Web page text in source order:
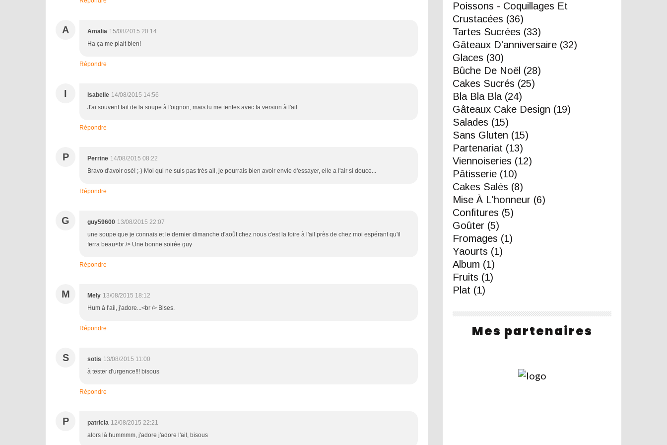
A Amalia 15/08/2015 20:14
Ha ça me plait bien!
Répondre
I Isabelle 14/08/2015 14:56
J'ai souvent fait de la soupe à l'oignon, mais tu me tentes avec ta version à l'ail.
Répondre
P Perrine 14/08/2015 08:22
Bravo d'avoir osé! ;-) Moi qui ne suis pas très ail, je pourrais bien avoir envie d'essayer, elle a l'air si douce...
Répondre
G guy59600 13/08/2015 22:07
une soupe que je connais et le dernier dimanche d'août chez nous c'est la foire à l'ail près de chez moi espérant qu'il
ferra beau<br /> Une bonne soirée guy
Répondre
M Mely 13/08/2015 18:12
Hum à l'ail, j'adore...<br /> Bises.
Répondre
S sotis 13/08/2015 11:00
à tester d'urgence!!! bisous
Répondre
P patricia 12/08/2015 22:21
alors là hummmm, j'adore j'adore l'ail, bisous
Poissons - Coquillages Et
Crustacées (36)
Tartes Sucrées (33)
Gâteaux D'anniversaire (32)
Glaces (30)
Bûche De Noël (28)
Cakes Sucrés (25)
Bla Bla Bla(24)
Gâteaux Cake Design (19)
Salades (15)
Sans Gluten (15)
Partenariat (13)
Viennoiseries (12)
Pâtisserie (10)
Cakes Salés (8)
Mise À L'honneur (6)
Confitures (5)
Goûter (5)
Fromages (1)
Yaourts (1)
Album (1)
Fruits (1)
Plat (1)
Mes partenaires